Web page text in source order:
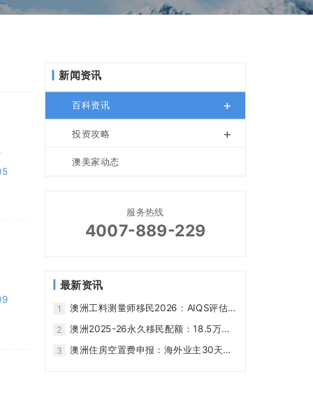
新闻资讯
百科资讯 +
投资攻略 +
澳美家动态
服务热线
4007-889-229
最新资讯
1
澳洲工料测量师移民2026：AIQS评估、
189/190/491路径和职业风险
2 澳洲2025-26永久移民配额：18.5万名
家
3
澳洲住房空置费申报：海外业主30天期